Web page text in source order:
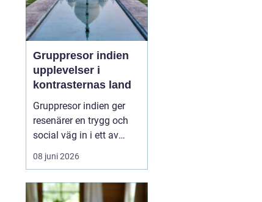
Gruppresor indien
upplevelser i
kontrasternas land
Gruppresor indien ger
resenärer en trygg och
social väg in i ett av
världens mest färgstarka
länder. Landet bjuder på
heliga platser och
08 juni 2026